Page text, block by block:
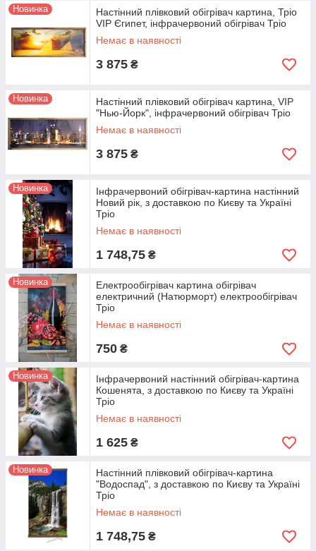
Новинка
Настінний плівковий обігрівач картина, Тріо
VIP Єгипет, інфрачервоний обігрівач Тріо
Немає в наявності
3 875 ₴
Новинка
Настінний плівковий обігрівач картина, VIP
"Нью-Йорк", інфрачервоний обігрівач Тріо
Немає в наявності
3 875 ₴
Новинка
Інфрачервоний обігрівач-картина настінний
Новий рік, з доставкою по Києву та Україні
Тріо
Немає в наявності
1 748,75 ₴
Новинка
Електрообігрівач картина обігрівач
електричний (Натюрморт) електрообігрівач
Тріо
Немає в наявності
750 ₴
Новинка
Інфрачервоний настінний обігрівач-картина
Кошенята, з доставкою по Києву та Україні
Тріо
Немає в наявності
1 625 ₴
Новинка
Настінний плівковий обігрівач-картина
"Водоспад", з доставкою по Києву та Україні
Тріо
Немає в наявності
1 748,75 ₴